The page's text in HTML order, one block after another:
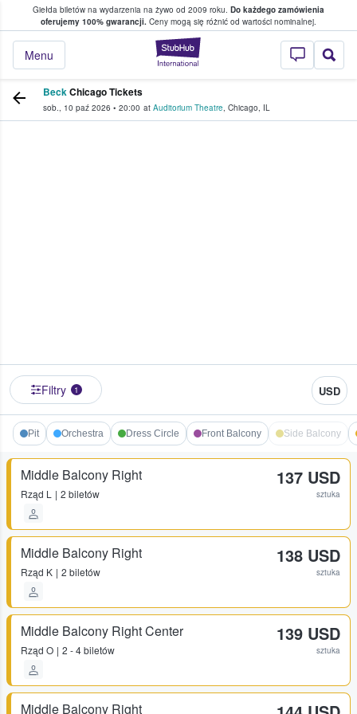
Giełda biletów na wydarzenia na żywo od 2009 roku. Do każdego zamówienia
oferujemy 100% gwarancji. Ceny mogą się różnić od wartości nominalnej.
StubHub —
Menu
w którym fani i kibice kupują i
BeckChicago Tickets
sob., 10 paź 2026 • 20:00 at Auditorium Theatre, Chicago, IL
Filtry 1 USD
Pit Orchestra Dress Circle Front Balcony Side Balcony
Middle Balcony Right
Rząd L 2 biletów
137 USD
sztuka
Middle Balcony Right
Rząd K 2 biletów
138 USD
sztuka
Middle Balcony Right Center
Rząd O 2 - 4 biletów
139 USD
sztuka
Middle Balcony Right